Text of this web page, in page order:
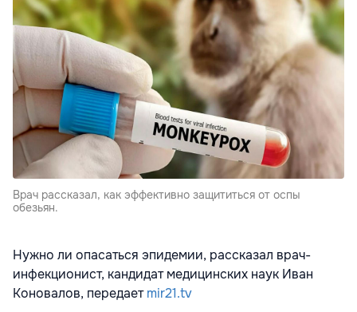
Врач рассказал, как эффективно защититься от оспы
обезьян.
Нужно ли опасаться эпидемии, рассказал врач-
инфекционист, кандидат медицинских наук Иван
Коновалов, передаетmir21.tv